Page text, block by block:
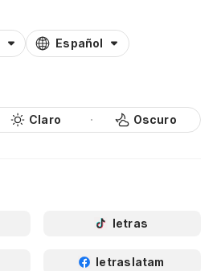
Español
Claro Oscuro
letras
letraslatam